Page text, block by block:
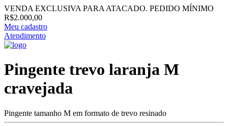
VENDA EXCLUSIVA PARA ATACADO. PEDIDO MÍNIMO
R$2.000,00
Meu cadastro
Atendimento
Pingente trevo laranja M
cravejada
Pingente tamanho M em formato de trevo resinado